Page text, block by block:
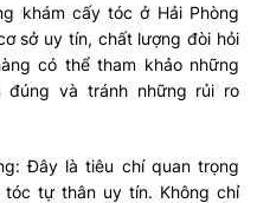
khám cấy tóc ở Hải Phòng
sở uy tín, chất lượng đòi hỏi
có thể tham khảo những
đúng và tránh những rủi ro
Đây là tiêu chí quan trọng
tự thân uy tín. Không chỉ